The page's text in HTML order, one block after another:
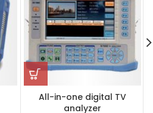
All-in-one digital TV
analyzer